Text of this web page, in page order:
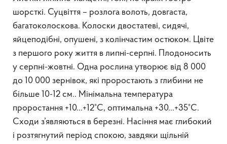
шорсткі. Суцвіття – розлога волоть, довгаста,
багатоколоскова. Колоски двостатеві, сидячі,
яйцеподібні, опушені, з колінчастим остюком. Цвіте
з першого року життя в липні-серпні. Плодоносить
у серпні-жовтні. Одна рослина утворює від 8 000
до 10 000 зернівок, які проростають з глибини не
більше 10-12 см.. Мінімальна температура
проростання +10…+12°С, оптимальна +30…+35°С.
Сходи з’являються в березні. Насіння має глибокий
і розтягнутий період спокою, завдяки щільній